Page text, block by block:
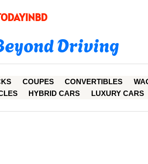
Driving
COUPES CONVERTIBLES
HYBRID CARS LUXURY CARS